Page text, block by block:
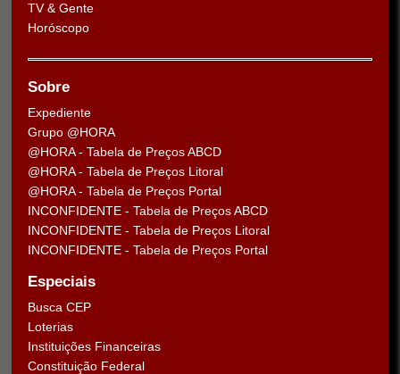
TV & Gente
Horóscopo
Sobre
Expediente
Grupo @HORA
@HORA - Tabela de Preços ABCD
@HORA - Tabela de Preços Litoral
@HORA - Tabela de Preços Portal
INCONFIDENTE - Tabela de Preços ABCD
INCONFIDENTE - Tabela de Preços Litoral
INCONFIDENTE - Tabela de Preços Portal
Especiais
Busca CEP
Loterias
Instituições Financeiras
Constituição Federal